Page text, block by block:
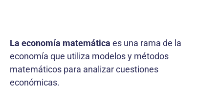
La economía matemática es una rama de la
economía que utiliza modelos y métodos
matemáticos para analizar cuestiones
económicas.